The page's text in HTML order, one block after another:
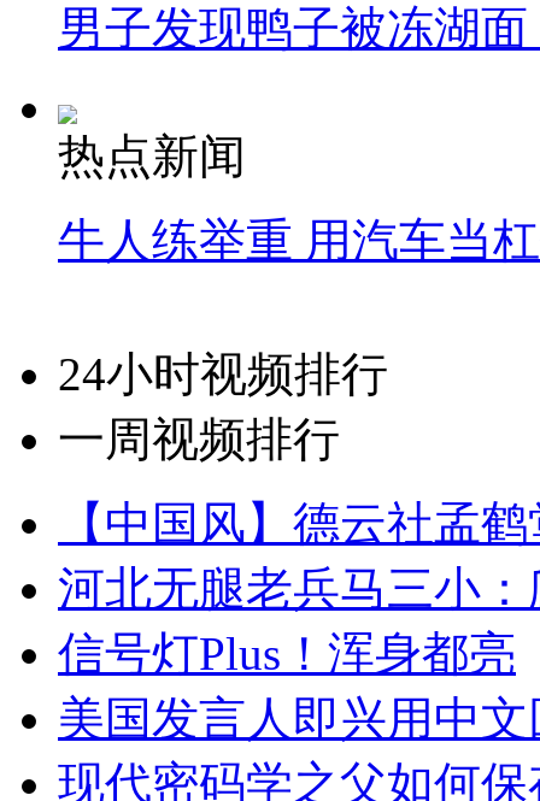
男子发现鸭子被冻湖
热点新闻
牛人练举重 用汽车当
24小时视频排行
一周视频排行
【中国风】德云社孟
河北无腿老兵马三小
信号灯Plus！浑身都亮
美国发言人即兴用中
现代密码学之父如何